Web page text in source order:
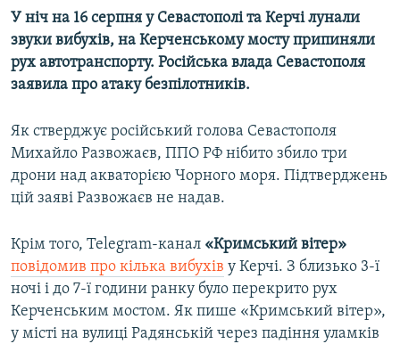
Усі сайти RFE/RL
У ніч на 16 серпня у Севастополі та Керчі лунали
звуки вибухів, на Керченському мосту припиняли
рух автотранспорту. Російська влада Севастополя
заявила про атаку безпілотників.
Як стверджує російський голова Севастополя
Михайло Развожаєв, ППО РФ нібито збило три
дрони над акваторією Чорного моря. Підтверджень
цій заяві Развожаєв не надав.
Крім того, Telegram-канал «Кримський вітер»
повідомив про кілька вибухів у Керчі. З близько 3-ї
ночі і до 7-ї години ранку було перекрито рух
Керченським мостом. Як пише «Кримський вітер»,
у місті на вулиці Радянській через падіння уламків